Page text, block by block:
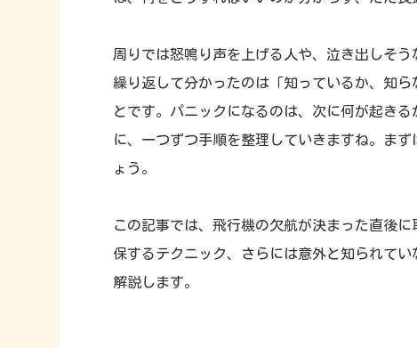
周りでは怒鳴り声を上げる人や、泣き出しそ
繰り返して分かったのは「知っているか、知
とです。パニックになるのは、次に何が起き
に、一つずつ手順を整理していきますね。ま
ょう。
この記事では、飛行機の欠航が決まった直後
保するテクニック、さらには意外と知られて
解説します。